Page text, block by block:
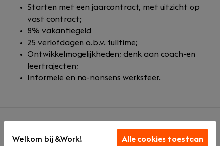
Starten met een jaarcontract, met uitzicht op
vast contract;
8% vakantiegeld
25 verlofdagen o.b.v. fulltime;
Ontwikkelmogelijkheden; denk aan coach-en
leertrajecten;
Informele en no-nonsens werksfeer.
Over ons
Welkom bij &Work! Alle cookies toestaan